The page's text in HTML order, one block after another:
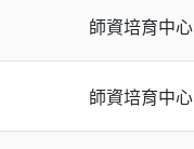
師資培育中心
師資培育中心